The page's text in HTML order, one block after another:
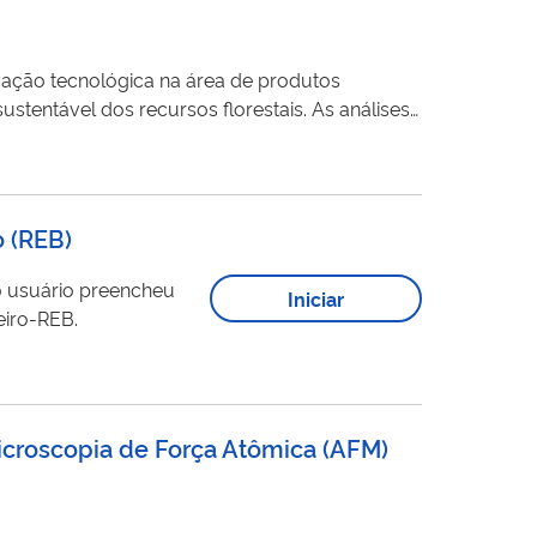
tecnológica na área de produtos
dos recursos florestais. As análises
da Anatomia e Morfologia da Madeira,
preencheu
REB.
Iniciar
de Força Atômica (AFM)